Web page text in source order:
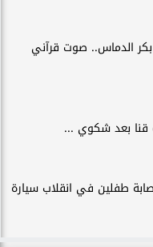
بكر الدماس.. صوت قرآني
قنا بعد شكوي ...
طفلين في انقلاب سيارة